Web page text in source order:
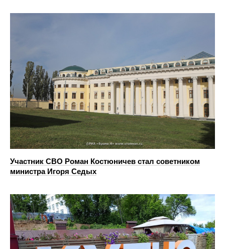
Участник СВО Роман Костюничев стал советником
министра Игоря Седых